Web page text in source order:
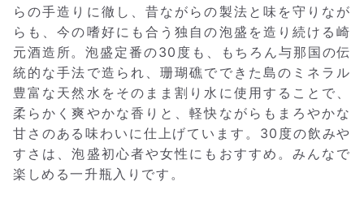
らの手造りに徹し、昔ながらの製法と味を守りなが
らも、今の嗜好にも合う独自の泡盛を造り続ける崎
元酒造所。泡盛定番の30度も、もちろん与那国の伝
統的な手法で造られ、珊瑚礁でできた島のミネラル
豊富な天然水をそのまま割り水に使用することで、
柔らかく爽やかな香りと、軽快ながらもまろやかな
甘さのある味わいに仕上げています。30度の飲みや
すさは、泡盛初心者や女性にもおすすめ。みんなで
楽しめる一升瓶入りです。